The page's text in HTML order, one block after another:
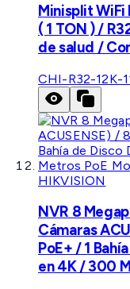
Minisplit WiFi
( 1 TON ) /
de salud /
CHI-R32-12K-
HIKVISION
NVR 8
Cámaras
PoE+ / 1
en 4K / 300